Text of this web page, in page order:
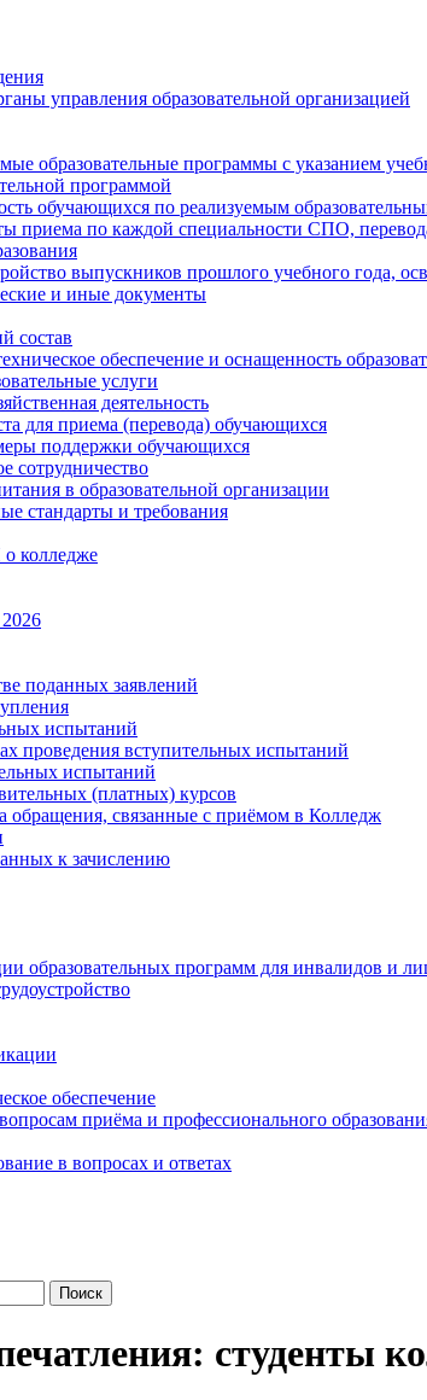
управления образовательной организацией
образовательные программы с указанием
программой
обучающихся по реализуемым
приема по каждой специальности СПО,
выпускников прошлого учебного
и иные документы
состав
обеспечение и оснащенность
услуги
деятельность
для приема (перевода) обучающихся
поддержки обучающихся
сотрудничество
в образовательной организации
стандарты и требования
колледже
поданных заявлений
испытаний
проведения вступительных испытаний
испытаний
(платных) курсов
обращения, связанные с приёмом в Колледж
к зачислению
образовательных программ для инвалидов и
обеспечение
приёма и профессионального
в вопросах и ответах
студенты